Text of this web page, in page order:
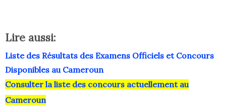
Lire aussi:
Liste des Résultats des Examens Officiels et Concours
Disponibles au Cameroun
Consulter la liste des concours actuellement au
Cameroun